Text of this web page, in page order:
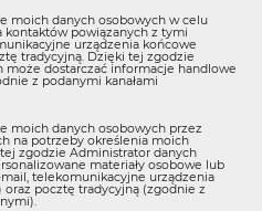
moich danych osobowych w celu
kontaktów powiązanych z tymi
urządzenia końcowe
tradycyjną. Dzięki tej zgodzie
dostarczać informacje handlowe
z podanymi kanałami
moich danych osobowych przez
na potrzeby określenia moich
zgodzie Administrator danych
materiały osobowe lub
telekomunikacyjne urządzenia
pocztę tradycyjną (zgodnie z